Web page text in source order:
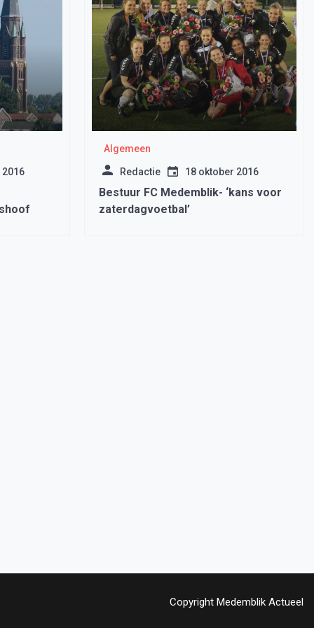
Algemeen
Redactie 18 oktober 2016
Bestuur FC Medemblik- ‘kans voor
zaterdagvoetbal’
Copyright Medemblik Actueel